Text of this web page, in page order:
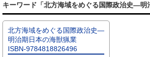
キーワード「北方海域をめぐる国際政治史
北方海域をめぐる国際政治史―
明治期日本の海獣猟業
ISBN-9784818826496